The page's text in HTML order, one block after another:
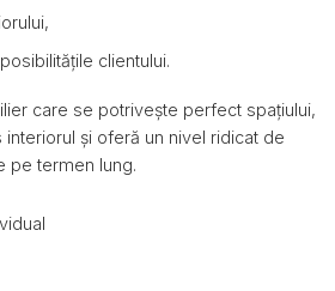
clientului.
care se potrivește perfect spațiului,
și oferă un nivel ridicat de
pe termen lung.